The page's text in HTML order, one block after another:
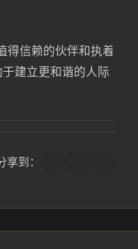
得信赖的伙伴和执着
建立更和谐的人际
享到：